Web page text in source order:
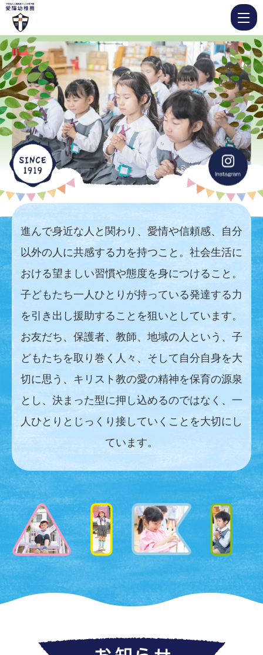
輝
幼
稚
園
進んで身近な人と関わり、愛情や信頼感、自分
以外の人に共感する力を持つこと。社会生活に
おける望ましい習慣や態度を身につけること。
子どもたち一人ひとりが持っている発達する力
を引き出し援助することを狙いとしています。
お友だち、保護者、教師、地域の人という、子
どもたちを取り巻く人々、そして自分自身を大
切に思う、キリスト教の愛の精神を保育の源泉
とし、決まった型に押し込めるのではなく、一
人ひとりとじっくり接していくことを大切にし
ています。